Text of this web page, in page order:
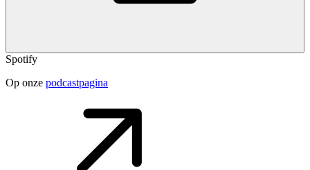
Spotify
Op onze podcastpagina